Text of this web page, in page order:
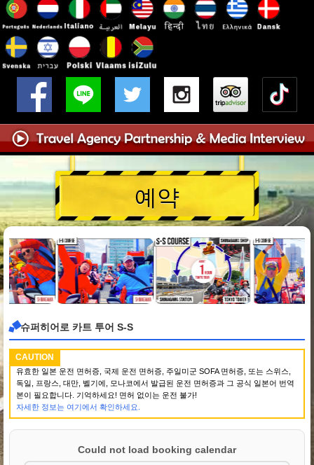
예약
슈퍼히어로 카트 투어 S-S
CAUTION
유효한 일본 운전 면허증, 국제 운전 면허증, 주일미군 SOFA 면허증, 또는 스위스,
독일, 프랑스, 대만, 벨기에, 모나코에서 발급된 운전 면허증과 그 공식 일본어 번역
본이 필요합니다. 기억하세요! 면허 없이는 운전 불가!
자세한 정보는 여기에서 확인하세요.
Could not load booking calendar